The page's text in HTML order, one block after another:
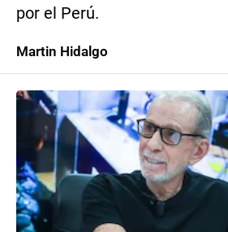
por el Perú.
Martin Hidalgo